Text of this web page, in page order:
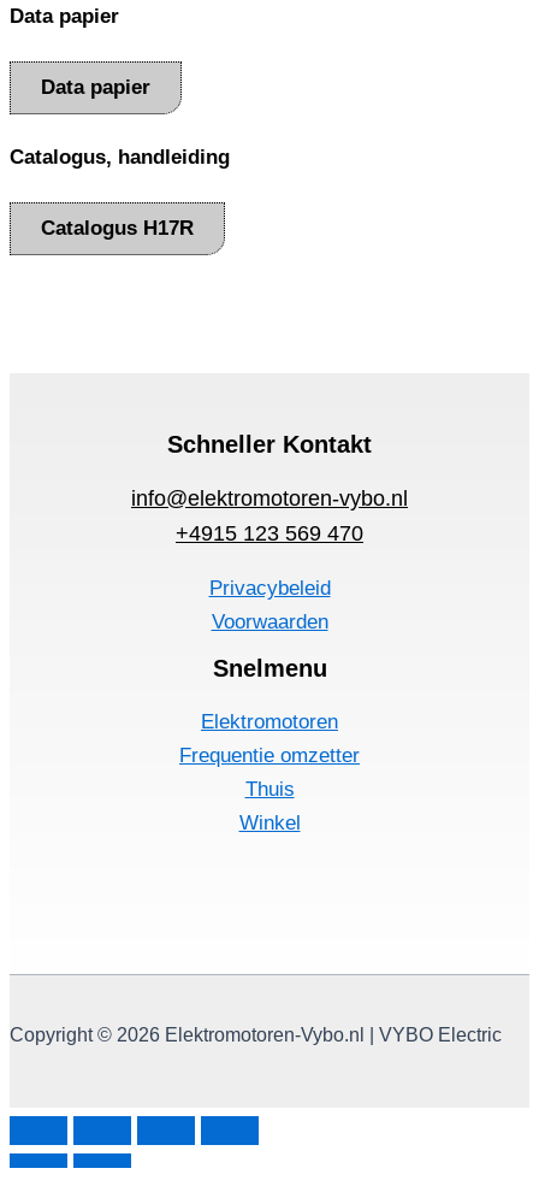
Data papier
Data papier
Catalogus, handleiding
Catalogus H17R
Schneller Kontakt
info@elektromotoren-vybo.nl
+4915 123 569 470
Privacybeleid
Voorwaarden
Snelmenu
Elektromotoren
Frequentie omzetter
Thuis
Winkel
Copyright © 2026 Elektromotoren-Vybo.nl | VYBO Electric